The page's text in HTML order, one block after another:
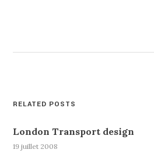
RELATED POSTS
London Transport design
19 juillet 2008